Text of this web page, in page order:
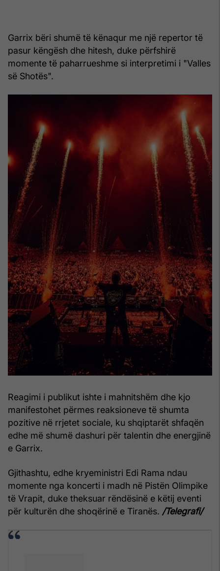
Garrix bëri shumë të kënaqur me një repertor të
pasur këngësh dhe hitesh, duke përfshirë
momente të paharrueshme si interpretimi i "Valles
së Shotës".
Reagimi i publikut ishte i mahnitshëm dhe kjo
manifestohet përmes reaksioneve të shumta
pozitive në rrjetet sociale, ku shqiptarët shfaqën
edhe më shumë dashuri për talentin dhe energjinë
e Garrix.
Gjithashtu, edhe kryeministri Edi Rama ndau
momente nga koncerti i madh në Pistën Olimpike
të Vrapit, duke theksuar rëndësinë e këtij eventi
për kulturën dhe shoqërinë e Tiranës. /Telegrafi/